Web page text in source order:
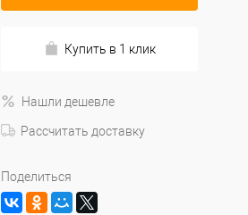
Купить в 1 клик
Нашли дешевле
Рассчитать доставку
Поделиться